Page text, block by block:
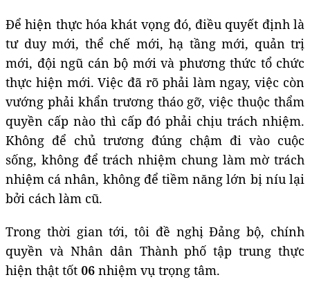
Để hiện thực hóa khát vọng đó, điều quyết định là
tư duy mới, thể chế mới, hạ tầng mới, quản trị
mới, đội ngũ cán bộ mới và phương thức tổ chức
thực hiện mới. Việc đã rõ phải làm ngay, việc còn
vướng phải khẩn trương tháo gỡ, việc thuộc thẩm
quyền cấp nào thì cấp đó phải chịu trách nhiệm.
Không để chủ trương đúng chậm đi vào cuộc
sống, không để trách nhiệm chung làm mờ trách
nhiệm cá nhân, không để tiềm năng lớn bị níu lại
bởi cách làm cũ.
Trong thời gian tới, tôi đề nghị Đảng bộ, chính
quyền và Nhân dân Thành phố tập trung thực
hiện thật tốt 06 nhiệm vụ trọng tâm.